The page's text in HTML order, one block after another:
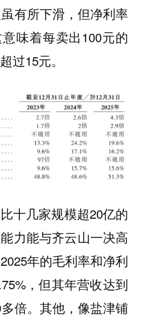
有所下滑，但净利率
味着每卖出100元的
过15元。
十几家规模超20亿的
力能与齐云山一决高
年的毛利率和净利
，但其年营收达到
倍。其他，像盐津铺